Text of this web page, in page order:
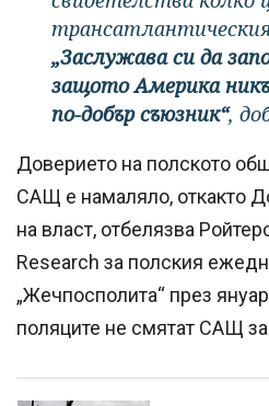
„Заслужава си да
защото Америка
по-добър съюзник“,
Доверието на полското
САЩ е намаляло, откакто
на власт, отбелязва
Research за полския
„Жечпосполита“ през
поляците не смятат САЩ